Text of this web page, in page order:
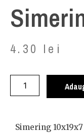
4.30 lei
Simering